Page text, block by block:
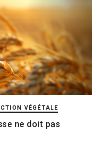
VÉGÉTALE
ne doit pas